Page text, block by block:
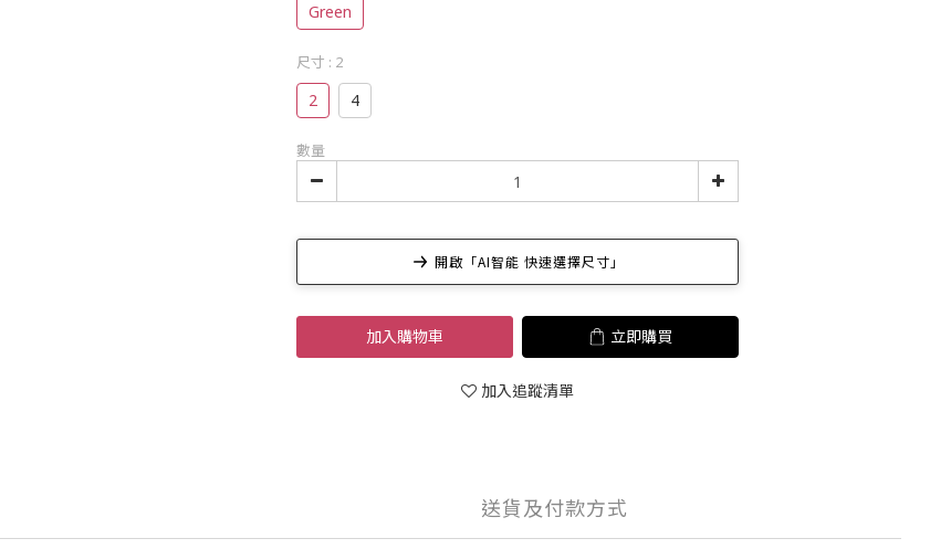
Green
尺寸 : 2
2 4
數量
開啟「AI智能 快速選擇尺寸」
加入購物車 立即購買
加入追蹤清單
送貨及付款方式